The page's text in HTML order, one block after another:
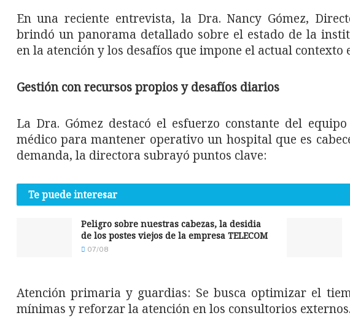
En una reciente entrevista, la Dra. Nancy Gómez,
brindó un panorama detallado sobre el estado de la
en la atención y los desafíos que impone el actual contexto
Gestión con recursos propios y desafíos diarios
La Dra. Gómez destacó el esfuerzo constante del
médico para mantener operativo un hospital que es
demanda, la directora subrayó puntos clave:
Te puede interesar
Peligro sobre nuestras cabezas, la desidia
de los postes viejos de la empresa TELECOM
07/08
Atención primaria y guardias: Se busca optimizar el
mínimas y reforzar la atención en los consultorios externos.